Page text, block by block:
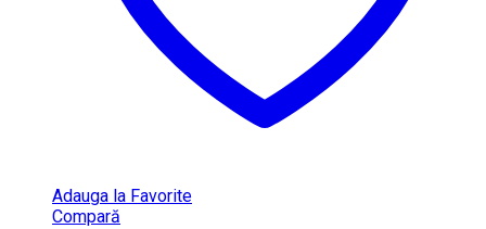
Adauga la Favorite
Compară